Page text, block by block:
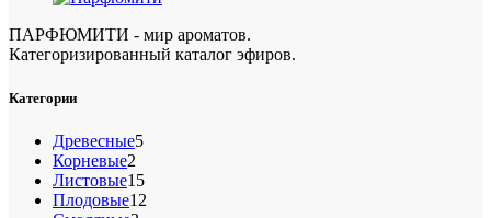
ПАРФЮМИТИ - мир ароматов.
Категоризированный каталог эфиров.
Категории
Древесные55
Корневые2
товара
Листовые1515
товаров
Плодовые12